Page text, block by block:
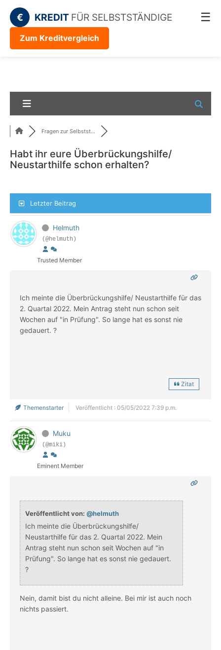
€ KREDIT FÜR SELBSTSTÄNDIGE ☰
Zum Kreditvergleich
Fragen zur Selbstst...
Habt ihr eure Überbrückungshilfe/
Neustarthilfe schon erhalten?
Letzter Beitrag
Helmuth
(@helmuth)
Trusted Member
Ich meinte die Überbrückungshilfe/ Neustarthilfe für das
2. Quartal 2022. Mein Antrag steht nun schon seit
Wochen auf "in Prüfung". So lange hat es sonst nie
gedauert. ?
Zitat
Themenstarter Veröffentlicht : 05/05/2022 7:39 p.m.
Muku
(@miki)
Eminent Member
Veröffentlicht von: @helmuth
Ich meinte die Überbrückungshilfe/
Neustarthilfe für das 2. Quartal 2022. Mein
Antrag steht nun schon seit Wochen auf "in
Prüfung". So lange hat es sonst nie gedauert.
?
Nein, damit bist du nicht alleine. Bei mir ist auch noch
nichts passiert.